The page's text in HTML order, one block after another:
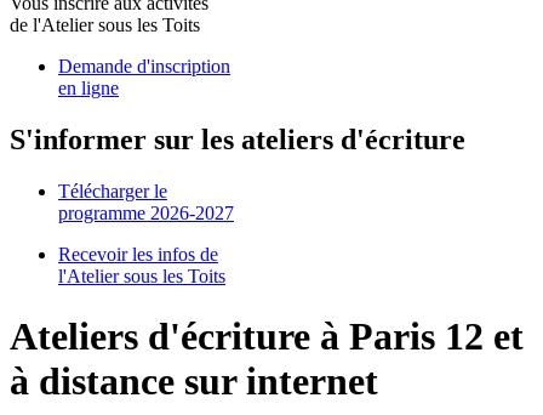
de l'Atelier sous les Toits
Demande d'inscription
en ligne
S'informer sur les ateliers d'écriture
Télécharger le
programme 2026-2027
Recevoir les infos de
l'Atelier sous les Toits
Ateliers d'écriture à Paris 12 et
à distance sur internet